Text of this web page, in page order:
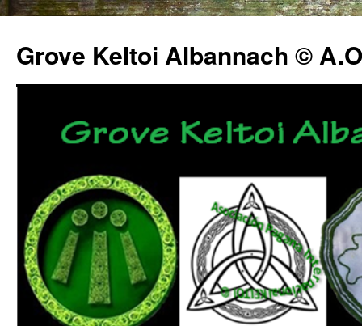
Grove Keltoi Albannach ©